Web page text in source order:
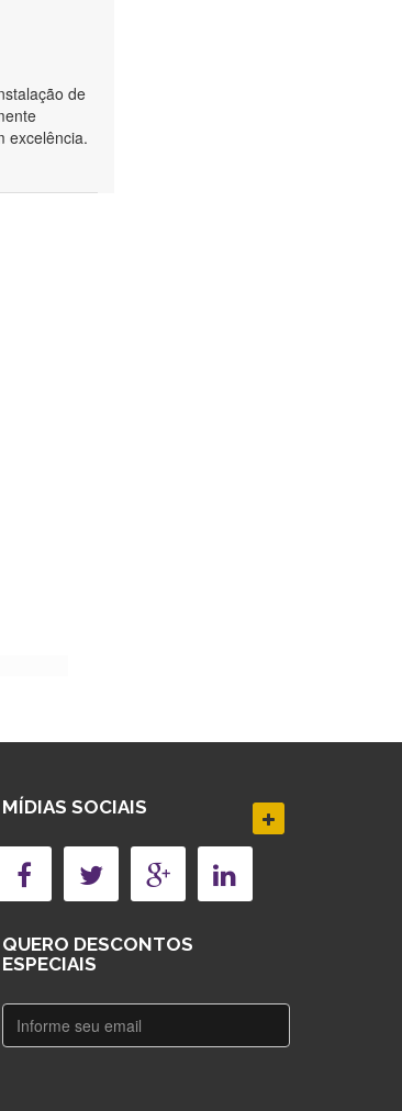
de
excelência.
MÍDIAS SOCIAIS
QUERO DESCONTOS
ESPECIAIS